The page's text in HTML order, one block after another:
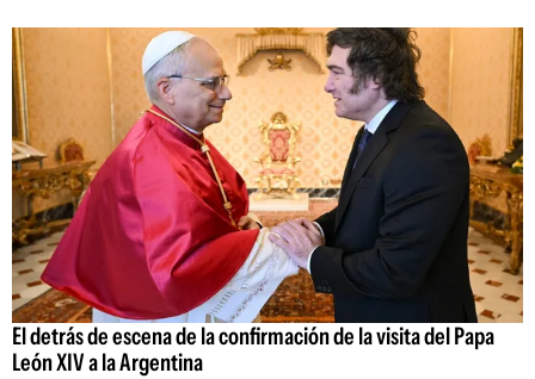
El detrás de escena de la confirmación de la visita del Papa
León XIV a la Argentina